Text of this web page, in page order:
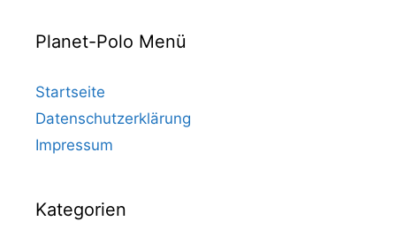
Planet-Polo Menü
Startseite
Datenschutzerklärung
Impressum
Kategorien